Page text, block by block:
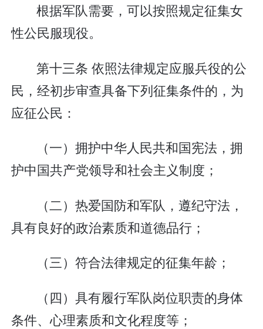
根据军队需要，可以按照规定征集女
性公民服现役。
第十三条 依照法律规定应服兵役的公
民，经初步审查具备下列征集条件的，为
应征公民：
（一）拥护中华人民共和国宪法，拥
护中国共产党领导和社会主义制度；
（二）热爱国防和军队，遵纪守法，
具有良好的政治素质和道德品行；
（三）符合法律规定的征集年龄；
（四）具有履行军队岗位职责的身体
条件、心理素质和文化程度等；